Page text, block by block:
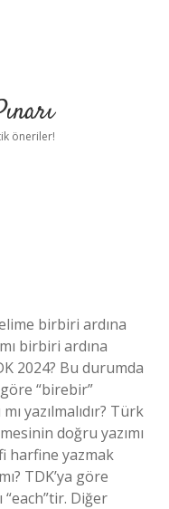
öneriler!
birbiri ardına
birbiri ardına
2024? Bu durumda
göre “birebir”
yazılmalıdır? Türk
doğru yazımı
harfine yazmak
TDK’ya göre
“each”tir. Diğer